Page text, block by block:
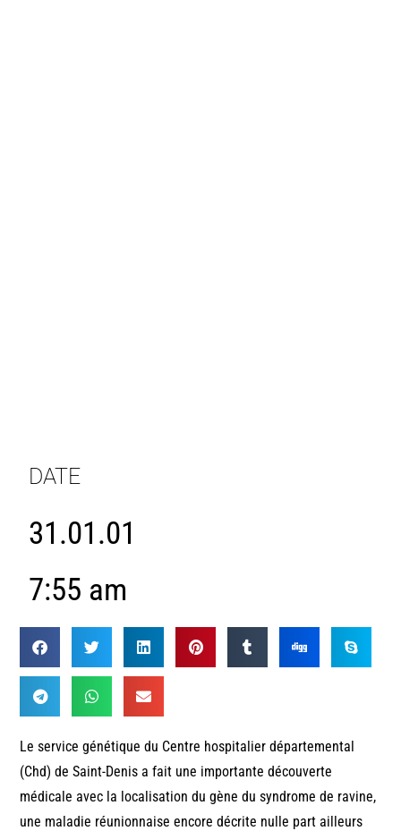
DATE
31.01.01
7:55 am
Le service génétique du Centre hospitalier départemental
(Chd) de Saint-Denis a fait une importante découverte
médicale avec la localisation du gène du syndrome de ravine,
une maladie réunionnaise encore décrite nulle part ailleurs